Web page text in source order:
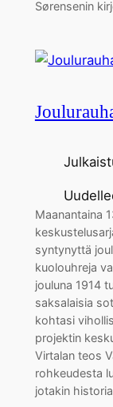
Sørensenin
Maanantaina
syntynyttä
kuolouhreja
jouluna 1914
saksalaisia
kohtasi
projektin
Virtalan teos
rohkeudesta
jotakin